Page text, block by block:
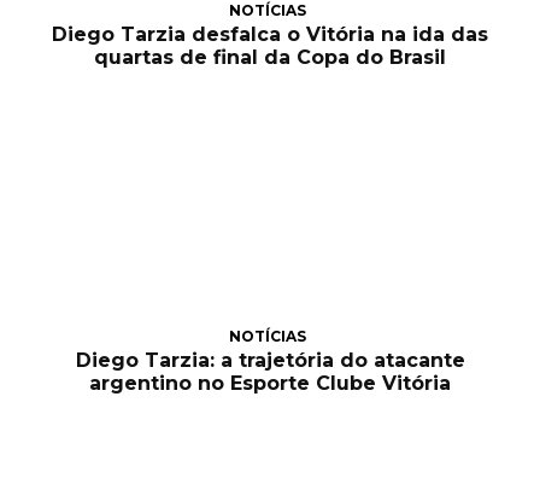
NOTÍCIAS
Diego Tarzia desfalca o Vitória na ida das
quartas de final da Copa do Brasil
NOTÍCIAS
Diego Tarzia: a trajetória do atacante
argentino no Esporte Clube Vitória